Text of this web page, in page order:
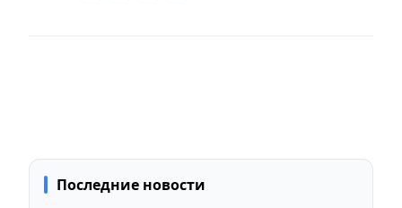
Последние новости